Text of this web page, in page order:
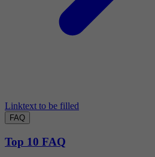
Linktext to be filled
FAQ
Top 10 FAQ